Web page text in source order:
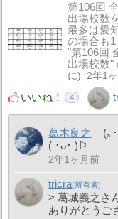
第106回
出場校数
最多は愛
の場合も
"第106回
出場校数"
に
2年1
いいね！ 4
葛木良之
(｡
( ･ᴗ･ )⚐
2年1ヶ月前
tricra
> 葛城義之さ
ありがとうご